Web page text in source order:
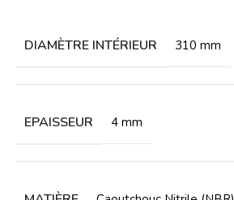
DIAMÈTRE INTÉRIEUR 310 mm
EPAISSEUR 4 mm